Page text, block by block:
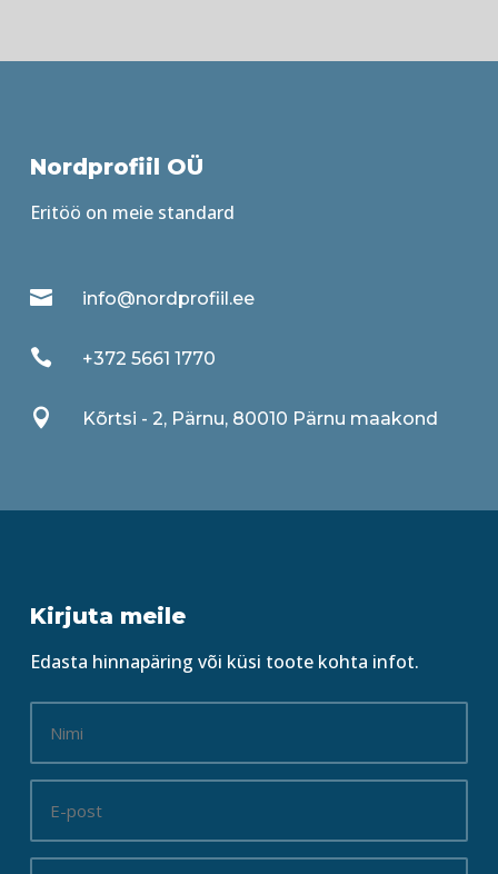
Nordprofiil OÜ
Eritöö on meie standard
 info@nordprofiil.ee
 +372 5661 1770
 Kõrtsi - 2, Pärnu, 80010 Pärnu maakond
Kirjuta meile
Edasta hinnapäring või küsi toote kohta infot.